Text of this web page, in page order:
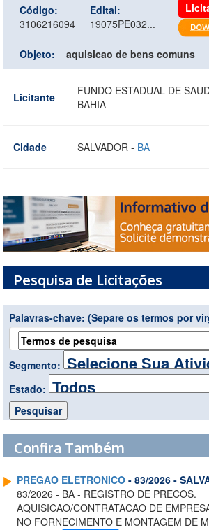
Código:
3106216094
Edital:
19075PE032...
Objeto: aquisicao de bens comuns
Licitante
FUNDO ESTADUAL DE
BAHIA
Cidade SALVADOR - BA
Pesquisa de Licitações
Palavras-chave: (Separe os termos por
Segmento:
Estado:
Confira Também
PREGAO ELETRONICO - 83/2026 -
83/2026 - BA - REGISTRO DE PRECOS.
AQUISICAO/CONTRATACAO DE
NO FORNECIMENTO E MONTAGEM DE